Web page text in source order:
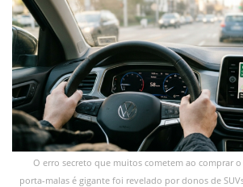
O erro secreto que muitos cometem ao comprar
porta-malas é gigante foi revelado por donos de